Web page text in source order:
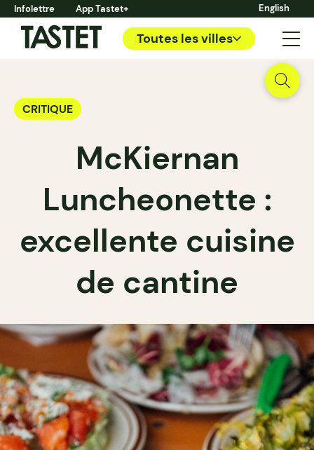
Infolettre App Tastet+ English
Toutes les villes
CRITIQUE
McKiernan
Luncheonette :
excellente cuisine
de cantine